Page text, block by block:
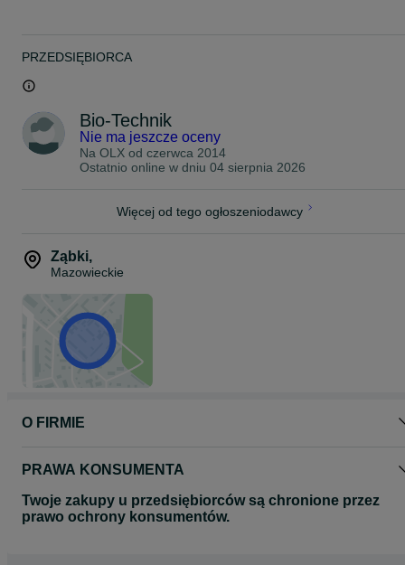
Zamawiając u nas masz pewność, że pellet kupujesz bezpośrednio
od zaufanego, lokalnego producenta z ponad 15-letnim
doświadczeniem na rynku, w przeciwieństwie do większości firm
handlowych w regionie, które importują pellet ze Wschodu. Kupuj
100% GWARANCJI!
Zapraszamy do kontaktu!
ZAMÓW WYGODNIE W NASZYM SKLEPIE ONLINE: sklep.bio-
PRZEDSIĘBIORCA
Bio-Technik
Nie ma jeszcze oceny
Na OLX od czerwca 2014
Ostatnio online w dniu 04 sierpnia 2026
Więcej od tego ogłoszeniodawcy
Ząbki,
Mazowieckie
O FIRMIE
PRAWA KONSUMENTA
Twoje zakupy u przedsiębiorców są chronione przez
prawo ochrony konsumentów.